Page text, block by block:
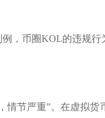
，币圈KOL的违规
节严重”。在虚拟